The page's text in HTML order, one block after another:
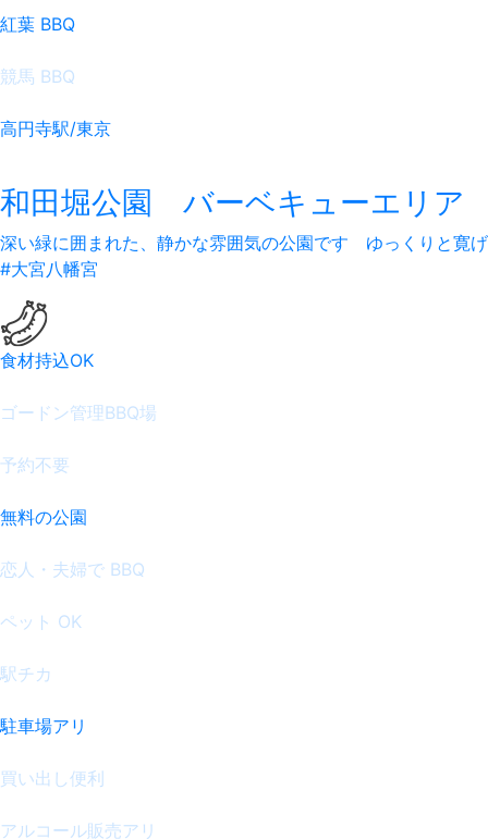
紅葉 BBQ
競馬 BBQ
高円寺駅/東京
和田堀公園 バーベキューエリア
深い緑に囲まれた、静かな雰囲気の公園です ゆっくりと寛
#大宮八幡宮
食材持込OK
ゴードン管理BBQ場
予約不要
無料の公園
恋人・夫婦で BBQ
ペット OK
駅チカ
駐車場アリ
買い出し便利
アルコール販売アリ